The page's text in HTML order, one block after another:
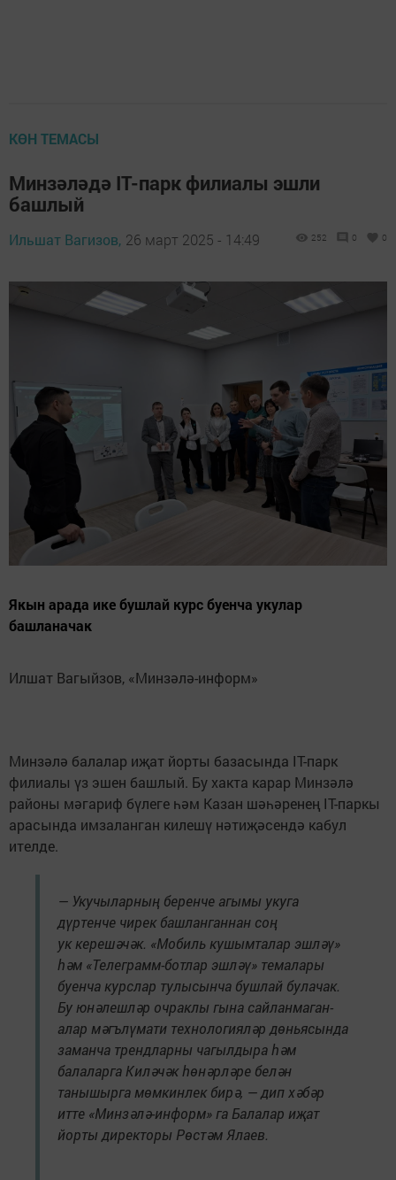
КӨН ТЕМАСЫ
Минзәләдә IT-парк филиалы эшли
башлый
Ильшат Вагизов, 26 март 2025 - 14:49 252 0 0
Якын арада ике бушлай курс буенча укулар
башланачак
Илшат Вагыйзов, «Минзәлә-информ»
Минзәлә балалар иҗат йорты базасында IT-парк
филиалы үз эшен башлый. Бу хакта карар Минзәлә
районы мәгариф бүлеге һәм Казан шәһәренең IT-паркы
арасында имзаланган килешү нәтиҗәсендә кабул
ителде.
— Укучыларның беренче агымы укуга
дүртенче чирек башланганнан соң
ук керешәчәк. «Мобиль кушымталар эшләү»
һәм «Телеграмм-ботлар эшләү» темалары
буенча курслар тулысынча бушлай булачак.
Бу юнәлешләр очраклы гына сайланмаган-
алар мәгълүмати технологияләр дөньясында
заманча трендларны чагылдыра һәм
балаларга Киләчәк һөнәрләре белән
танышырга мөмкинлек бирә, — дип хәбәр
итте «Минзәлә-информ» га Балалар иҗат
йорты директоры Рөстәм Ялаев.